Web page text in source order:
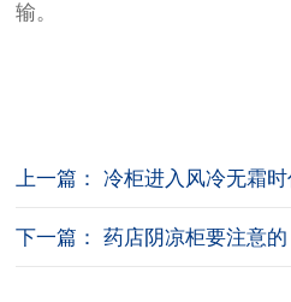
输。
下一篇： 药店阴凉柜要注意